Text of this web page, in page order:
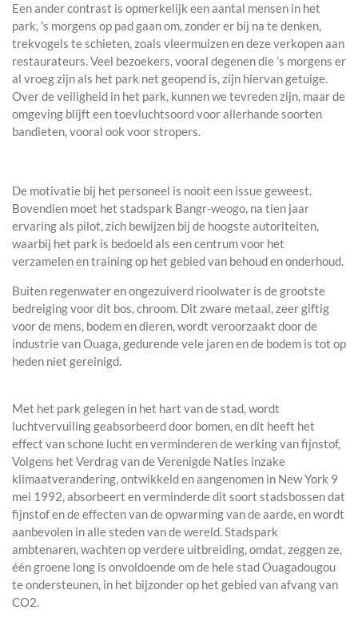
Een ander contrast is opmerkelijk een aantal mensen in het
park, 's morgens op pad gaan om, zonder er bij na te denken,
trekvogels te schieten, zoals vleermuizen en deze verkopen aan
restaurateurs. Veel bezoekers, vooral degenen die ’s morgens er
al vroeg zijn als het park net geopend is, zijn hiervan getuige.
Over de veiligheid in het park, kunnen we tevreden zijn, maar de
omgeving blijft een toevluchtsoord voor allerhande soorten
bandieten, vooral ook voor stropers.
De motivatie bij het personeel is nooit een issue geweest.
Bovendien moet het stadspark Bangr-weogo, na tien jaar
ervaring als pilot, zich bewijzen bij de hoogste autoriteiten,
waarbij het park is bedoeld als een ​​centrum voor het
verzamelen en training op het gebied van behoud en onderhoud.
Buiten regenwater en ongezuiverd rioolwater is de grootste
bedreiging voor dit bos, chroom. Dit zware metaal, zeer giftig
voor de mens, bodem en dieren, wordt veroorzaakt door de
industrie van Ouaga, gedurende vele jaren en de bodem is tot op
heden niet gereinigd.
Met het park gelegen in het hart van de stad, wordt
luchtvervuiling geabsorbeerd door bomen, en dit heeft het
effect van schone lucht en verminderen de werking van fijnstof,
Volgens het Verdrag van de Verenigde Naties inzake
klimaatverandering, ontwikkeld en aangenomen in New York 9
mei 1992, absorbeert en verminderde dit soort stadsbossen dat
fijnstof en de effecten van de opwarming van de aarde, en wordt
aanbevolen in alle steden van de wereld. Stadspark
ambtenaren, wachten op verdere uitbreiding, omdat, zeggen ze,
één groene long is onvoldoende om de hele stad Ouagadougou
te ondersteunen, in het bijzonder op het gebied van afvang van
CO2.